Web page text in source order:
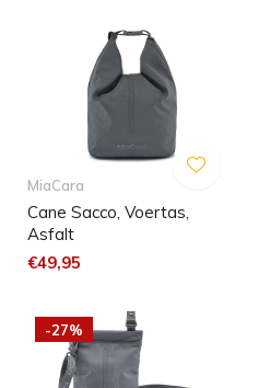
MiaCara
Cane Sacco, Voertas,
Asfalt
€49,95
-27%